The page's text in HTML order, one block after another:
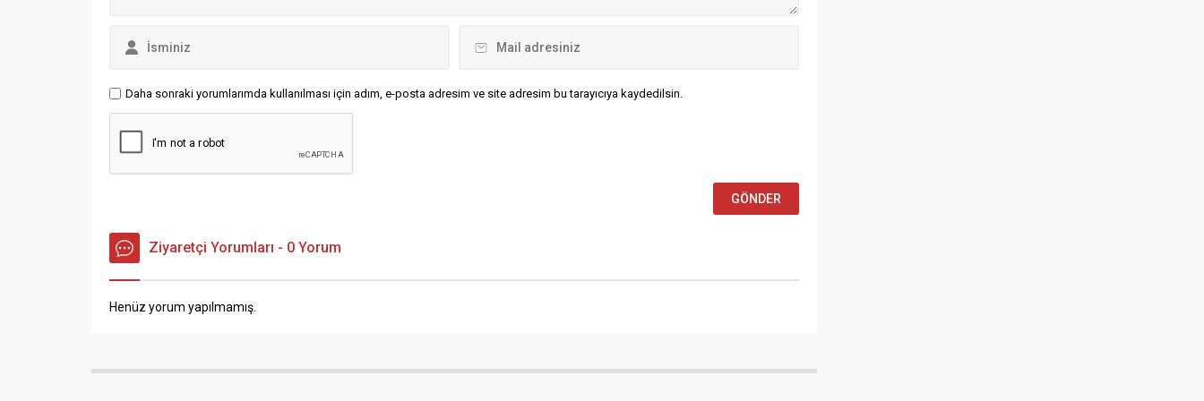
Daha sonraki yorumlarımda kullanılması için adım, e-posta adresim ve site adresim bu tarayıcıya kaydedilsin.
Ziyaretçi Yorumları - 0 Yorum
Henüz yorum yapılmamış.